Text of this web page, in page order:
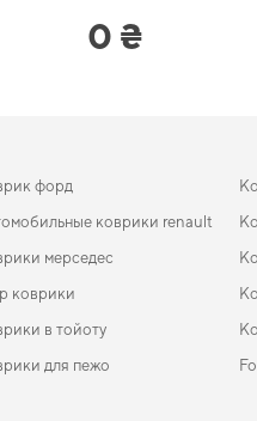
0 ₴
форд
коврики renault
мерседес
коврики
в тойоту
для пежо